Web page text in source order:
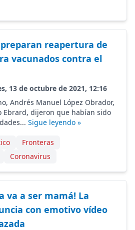
preparan reapertura de
vacunados contra el
13 de octubre de 2021, 12:16
Andrés Manuel López Obrador,
Ebrard, dijeron que habían sido
Sigue leyendo »
Fronteras
Coronavirus
va a ser mamá! La
con emotivo vídeo